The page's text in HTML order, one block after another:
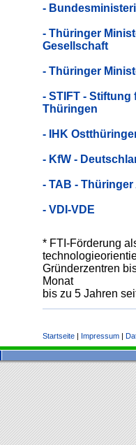
-
- Thüringer
Gesellschaft
- Thüringer
- STIFT -
Thüringen
- IHK
- KfW -
- TAB -
- VDI-VDE
* FTI-Förderung
Gründerzentren
Monat
bis zu 5 Jahren
Startseite| Impressum|